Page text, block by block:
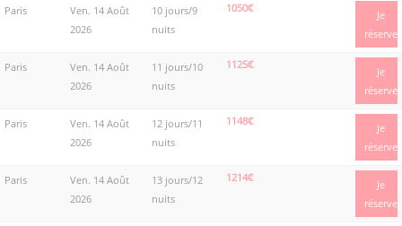
Paris
Ven. 14 Août
2026
10 jours/9
nuits
1050€
Je
réserve
Paris
Ven. 14 Août
2026
11 jours/10
nuits
1125€
Je
réserve
Paris
Ven. 14 Août
2026
12 jours/11
nuits
1148€
Je
réserve
Paris
Ven. 14 Août
2026
13 jours/12
nuits
1214€
Je
réserve